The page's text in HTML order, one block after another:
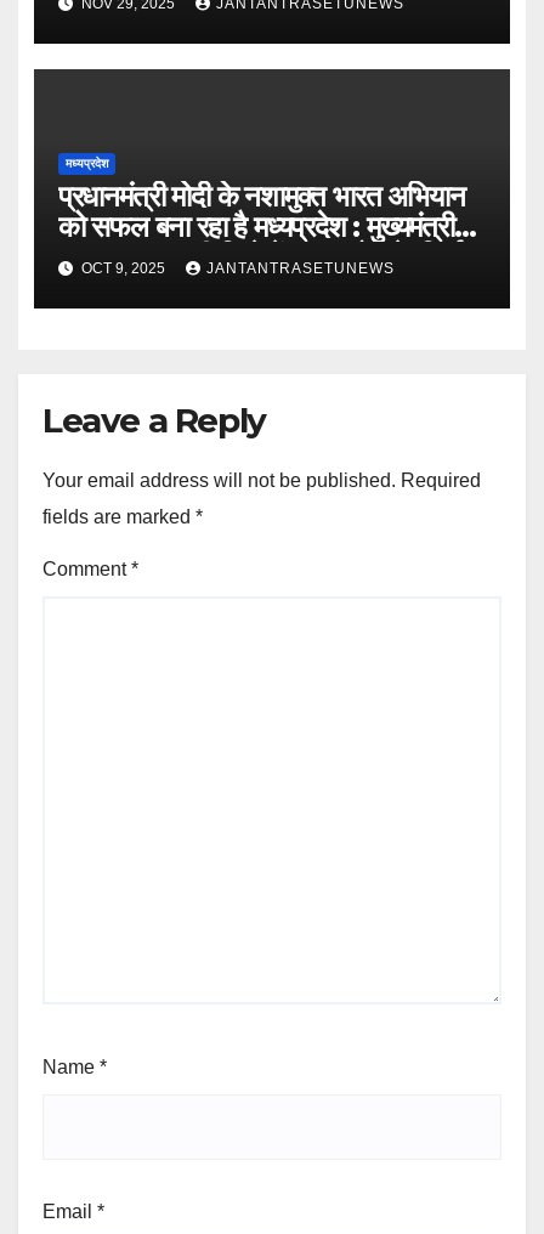
मध्यप्रदेश
प्रधानमंत्री मोदी के नशामुक्त भारत अभियान
को सफल बना रहा है मध्यप्रदेश : मुख्यमंत्री
डॉ. यादवबड़वानी जिले में 60 करोड़ के निर्माण
कार्यों का वर्चुअली किया लोकार्पण और
शिलान्यास
OCT 9, 2025 JANTANTRASETUNEWS
Leave a Reply
Your email address will not be published. Required
fields are marked *
Comment*
Name *
Email *